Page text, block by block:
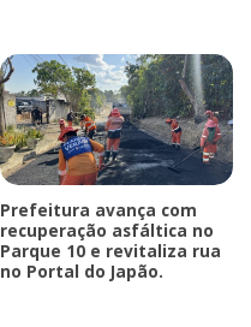
Prefeitura avança com
recuperação asfáltica no
Parque 10 e revitaliza rua
no Portal do Japão.